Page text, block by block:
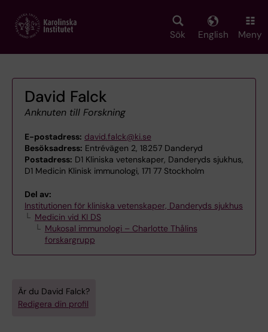
main
Sök English Meny
David Falck
Anknuten till Forskning
E-postadress: david.falck@ki.se
Besöksadress: Entrévägen 2, 18257 Danderyd
Postadress: D1 Kliniska vetenskaper, Danderyds sjukhus,
D1 Medicin Klinisk immunologi, 171 77 Stockholm
Del av:
Institutionen för kliniska vetenskaper, Danderyds sjukhus
Medicin vid KI DS
Mukosal immunologi – Charlotte Thålins
forskargrupp
Är du David Falck?
Redigera din profil